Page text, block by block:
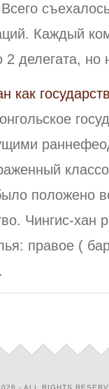
Каждый
2 делегата, но
как
положено
Чингис-хан
правое (
- ALL RIGHTS